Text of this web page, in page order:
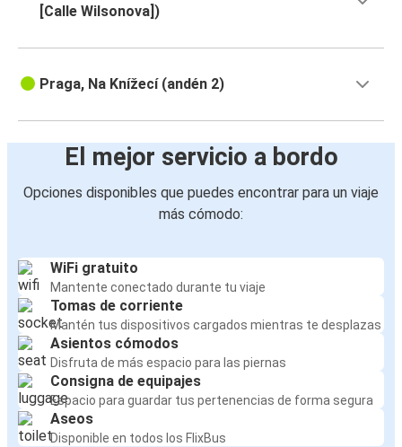
[Calle Wilsonova])
Praga, Na Knížecí (andén 2)
El mejor servicio a bordo
Opciones disponibles que puedes encontrar para un viaje
más cómodo:
WiFi gratuito
Mantente conectado durante tu viaje
Tomas de corriente
Mantén tus dispositivos cargados mientras te desplazas
Asientos cómodos
Disfruta de más espacio para las piernas
Consigna de equipajes
Espacio para guardar tus pertenencias de forma segura
Aseos
Disponible en todos los FlixBus